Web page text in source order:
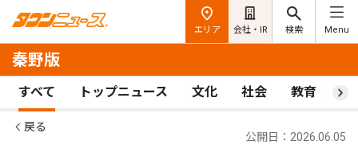
エリア 会社・IR 検索 Menu
秦野版
すべて トップニュース 文化 社会 教育 ス
戻る
公開日：2026.06.05